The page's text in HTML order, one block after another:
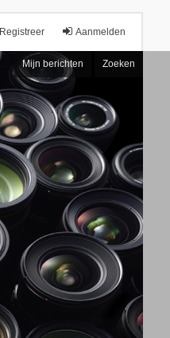
Aanmelden
Registreer
Mijn berichten Zoeken